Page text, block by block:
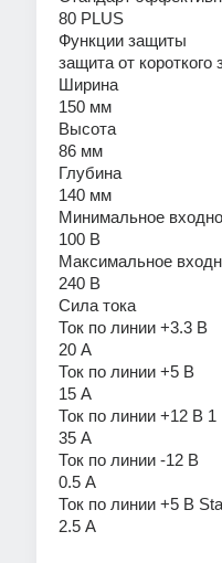
80 PLUS
Функции защиты
защита от
Ширина
150 мм
Высота
86 мм
Глубина
140 мм
Минимальное
100 В
Максимальное
240 В
Сила тока
Ток по линии +3.3 В
20 А
Ток по линии +5 В
15 А
Ток по линии +12 В 1
35 А
Ток по линии -12 В
0.5 А
Ток по линии +5 В
2.5 А